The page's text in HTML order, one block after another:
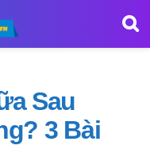
Sau
3 Bài